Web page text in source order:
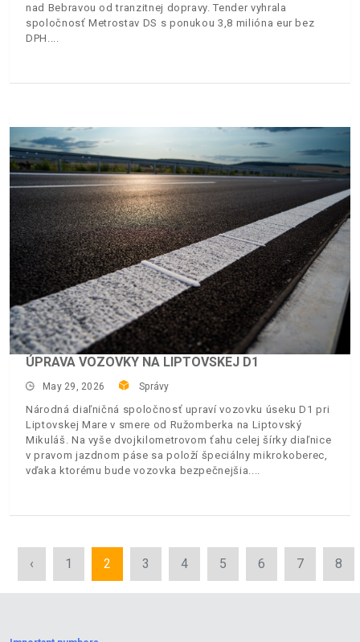
nad Bebravou od tranzitnej dopravy. Tender vyhrala
spoločnosť Metrostav DS s ponukou 3,8 milióna eur bez
DPH.
ÚPRAVA VOZOVKY NA LIPTOVSKEJ D1
May 29, 2026 Správy
Národná diaľničná spoločnosť upraví vozovku úseku D1 pri
Liptovskej Mare v smere od Ružomberka na Liptovský
Mikuláš. Na vyše dvojkilometrovom ťahu celej šírky diaľnice
v pravom jazdnom páse sa položí špeciálny mikrokoberec,
vďaka ktorému bude vozovka bezpečnejšia.
‹ 1 2 3 4 5 6 7 8